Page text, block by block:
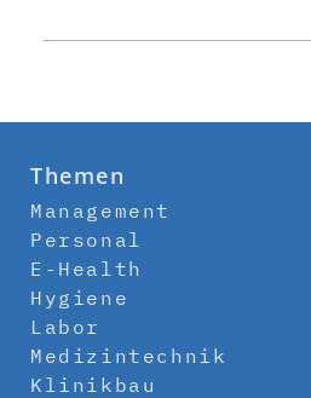
Themen
Management
Personal
E-Health
Hygiene
Labor
Medizintechnik
Klinikbau